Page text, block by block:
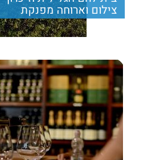
צילום וארוחה מפנקת